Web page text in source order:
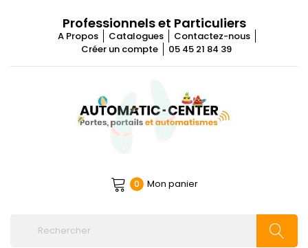
Professionnels et Particuliers
A Propos Catalogues
Contactez-nous
Créer un compte
05 45 21 84 39
0 Mon panier